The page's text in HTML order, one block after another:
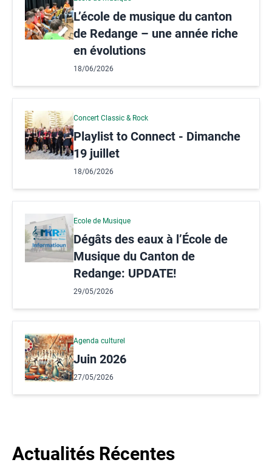
L’école de musique du canton
de Redange – une année riche
en évolutions
18/06/2026
Concert Classic & Rock
Playlist to Connect - Dimanche
19 juillet
18/06/2026
Ecole de Musique
Dégâts des eaux à l’École de
Musique du Canton de
Redange: UPDATE!
29/05/2026
Agenda culturel
Juin 2026
27/05/2026
Actualités Récentes